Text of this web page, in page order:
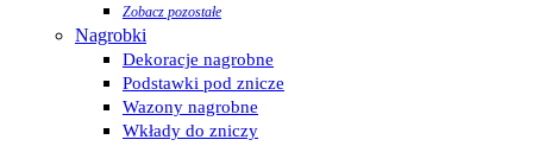
Zobacz pozostałe
Nagrobki
Dekoracje nagrobne
Podstawki pod znicze
Wazony nagrobne
Wkłady do zniczy